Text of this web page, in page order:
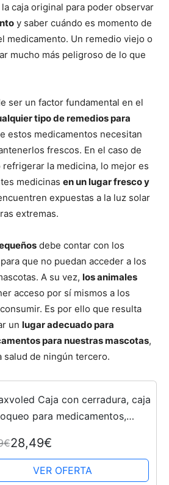
–
de
Cachorros
caja original para poder observar
y saber cuándo es momento de
medicamento. Un remedio viejo o
mucho más peligroso de lo que
ser un factor fundamental en el
tipo de remedios para
estos medicamentos necesitan
frescos. En el caso de
la medicina, lo mejor es
medicinas en un lugar fresco y
expuestas a la luz solar
extremas.
debe contar con los
que no puedan acceder a los
A su vez, los animales
acceso por sí mismos a los
Es por ello que resulta
un lugar adecuado para
para nuestras mascotas,
salud de ningún tercero.
Caja con cerradura, caja
para medicamentos,
organizador caja para
tableta, seguridad...
28,49€
VER OFERTA